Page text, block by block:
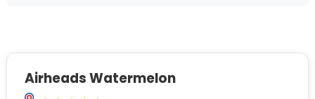
Airheads Watermelon